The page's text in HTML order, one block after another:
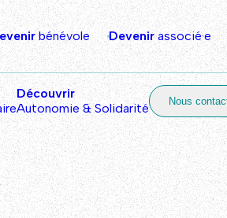
bénévole Devenirassocié·e
Découvrir
Autonomie & Solidarité
Nous